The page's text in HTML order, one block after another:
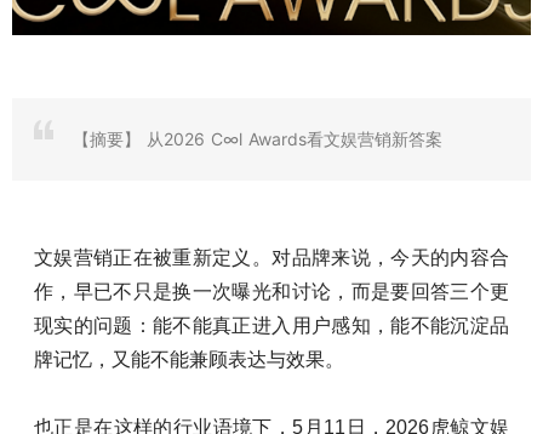
【摘要】 从2026 C∞l Awards看文娱营销新答案
文娱营销正在被重新定义。对品牌来说，今天的内容合
作，早已不只是换一次曝光和讨论，而是要回答三个更
现实的问题：能不能真正进入用户感知，能不能沉淀品
牌记忆，又能不能兼顾表达与效果。
也正是在这样的行业语境下，5 月 11 日， 2026虎鲸文娱